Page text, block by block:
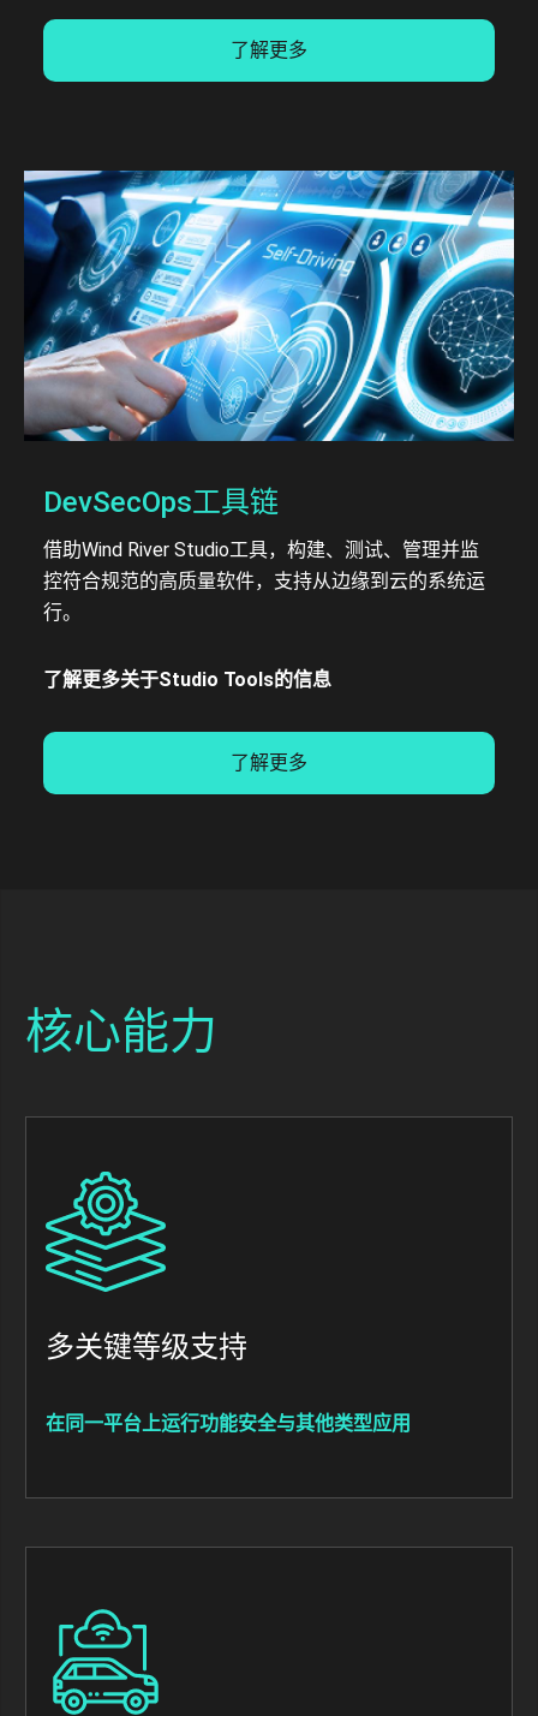
了解更多
DevSecOps工具链
借助Wind River Studio工具，构建、测试、管理并监
控符合规范的高质量软件，支持从边缘到云的系统运
行。
了解更多关于Studio Tools的信息
了解更多
核心能力
Image
多关键等级支持
在同一平台上运行功能安全与其他类型应用
Image